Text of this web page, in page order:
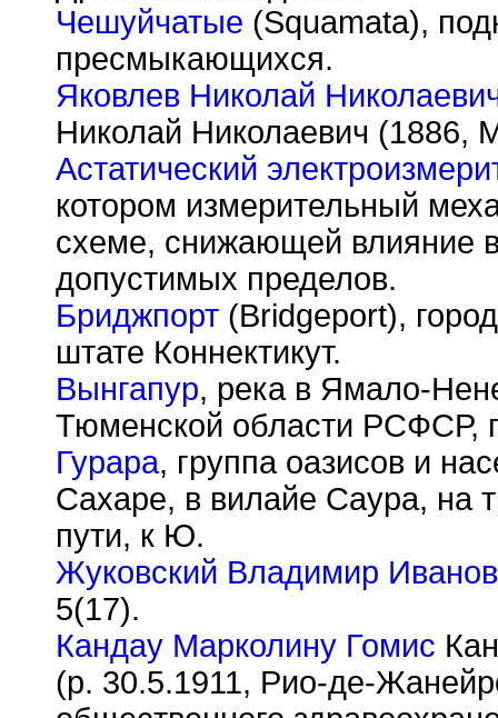
Чешуйчатые (Squamata),
пресмыкающихся.
Яковлев Николай
Николай Николаевич (1886,
Астатический
котором измерительный
схеме, снижающей влияние
допустимых пределов.
Бриджпорт (Bridgeport),
штате Коннектикут.
Вынгапур, река в Ямало-
Тюменской области РСФСР,
Гурара, группа оазисов и
Сахаре, в вилайе Саура, на
пути, к Ю.
Жуковский Владимир
5(17).
Кандау Марколину Гомис
(р. 30.5.1911, Рио-де-